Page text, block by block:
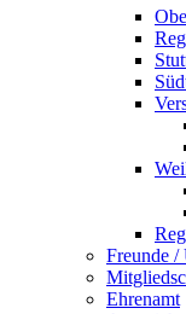
Freunde /
Ehrenamt